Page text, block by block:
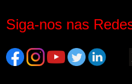
Siga-nos nas